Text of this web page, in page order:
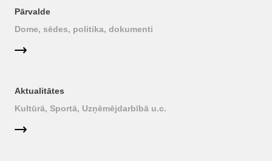
Pārvalde
Dome, sēdes, politika, dokumenti
Aktualitātes
Kultūrā, Sportā, Uzņēmējdarbībā u.c.